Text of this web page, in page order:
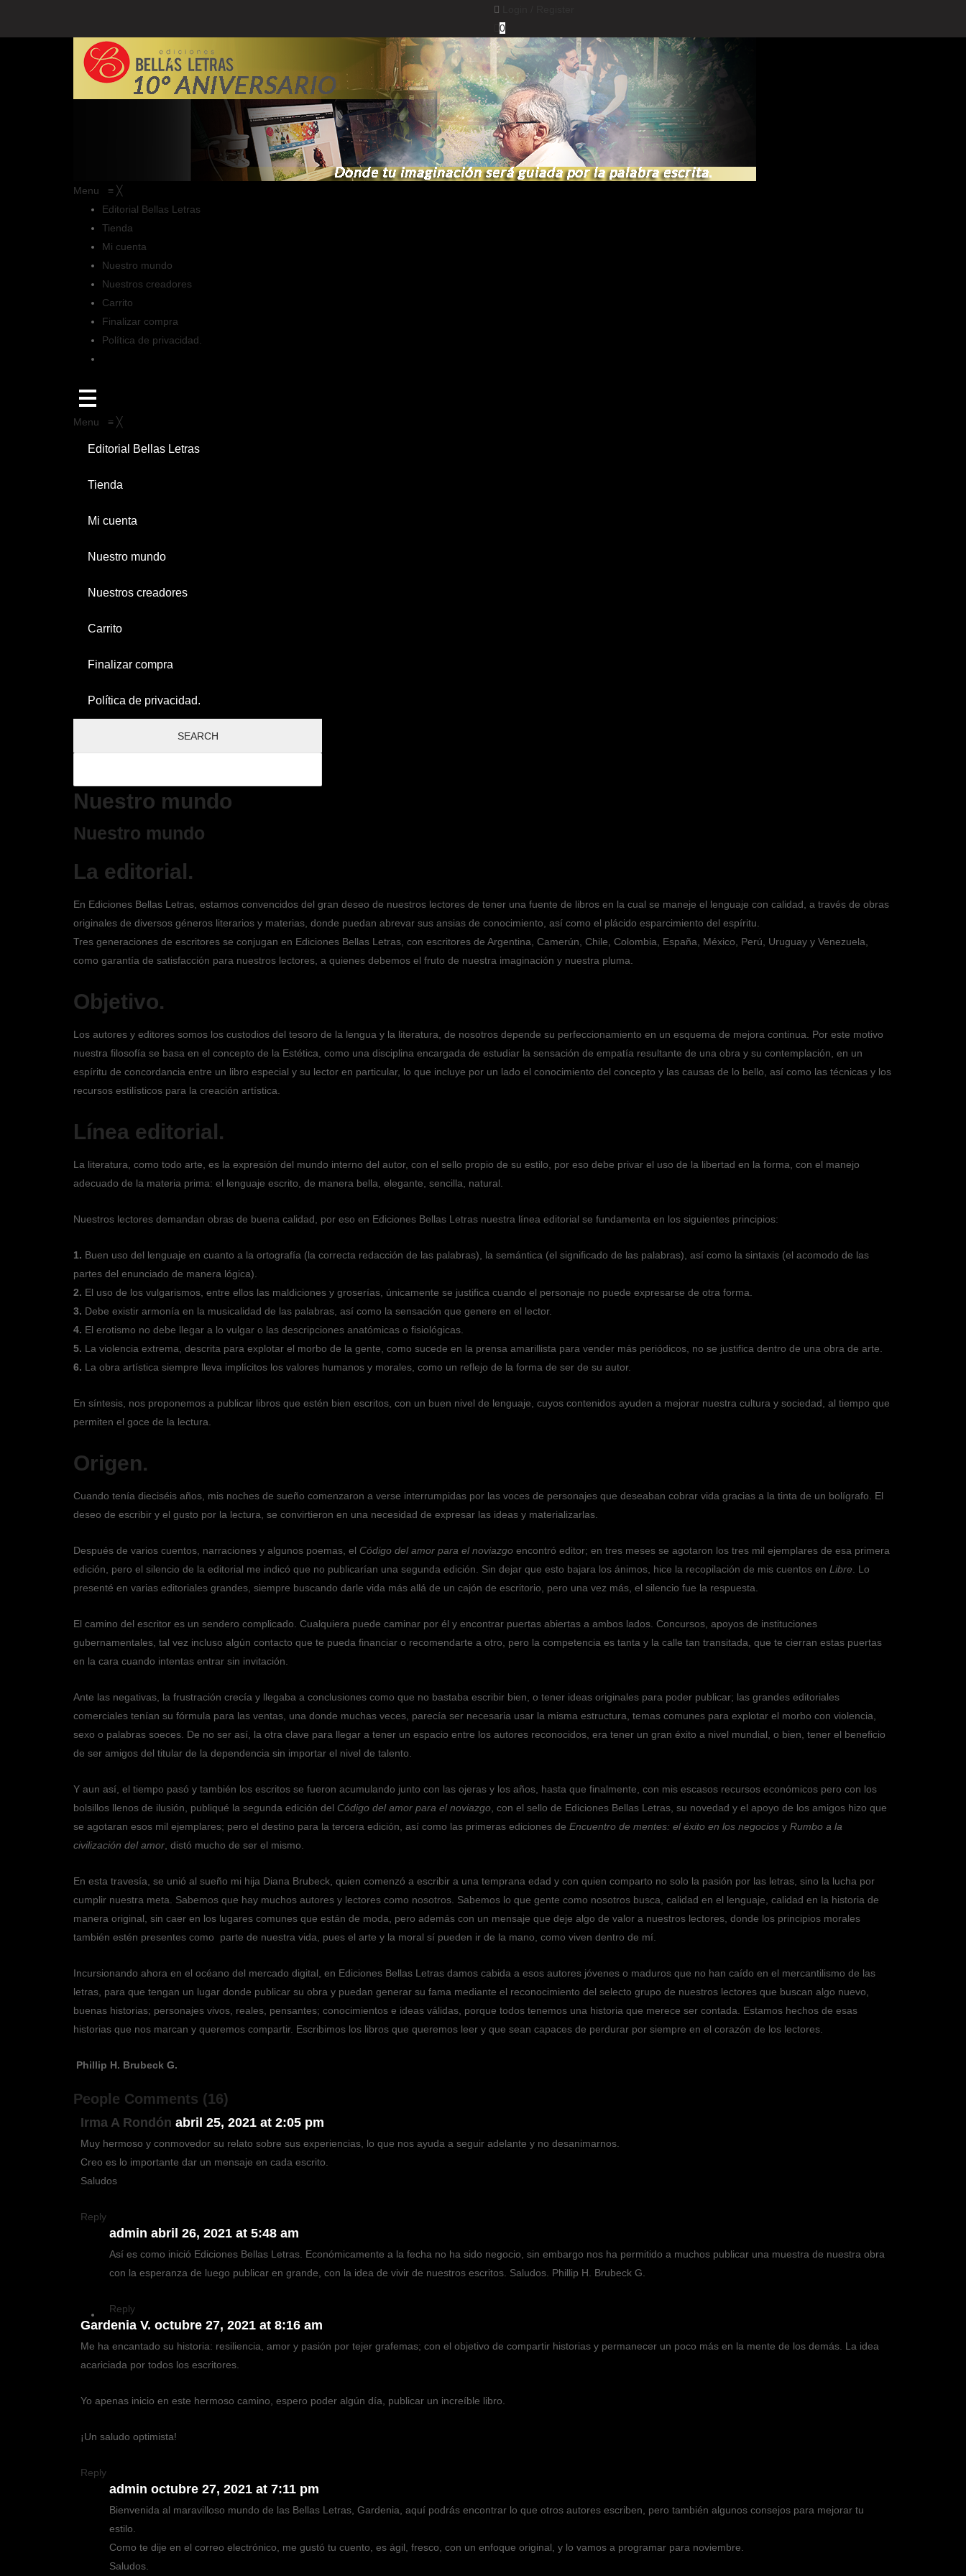
0
Menu ≡ ╳
Editorial Bellas Letras
Tienda
Mi cuenta
Nuestro mundo
Nuestros creadores
Carrito
Finalizar compra
Política de privacidad.
Menu ≡ ╳
Editorial Bellas Letras
Tienda
Mi cuenta
Nuestro mundo
Nuestros creadores
Carrito
Finalizar compra
Política de privacidad.
Nuestro mundo
Nuestro mundo
La editorial.
En Ediciones Bellas Letras, estamos convencidos del gran deseo de nuestros lectores de tener una fuente de libros en la cual se maneje el lenguaje con calidad, a través de obras
originales de diversos géneros literarios y materias, donde puedan abrevar sus ansias de conocimiento, así como el plácido esparcimiento del espíritu.
Tres generaciones de escritores se conjugan en Ediciones Bellas Letras, con escritores de Argentina, Camerún, Chile, Colombia, España, México, Perú, Uruguay y Venezuela,
como garantía de satisfacción para nuestros lectores, a quienes debemos el fruto de nuestra imaginación y nuestra pluma.
Objetivo.
Los autores y editores somos los custodios del tesoro de la lengua y la literatura, de nosotros depende su perfeccionamiento en un esquema de mejora continua. Por este motivo
nuestra filosofía se basa en el concepto de la Estética, como una disciplina encargada de estudiar la sensación de empatía resultante de una obra y su contemplación, en un
espíritu de concordancia entre un libro especial y su lector en particular, lo que incluye por un lado el conocimiento del concepto y las causas de lo bello, así como las técnicas y los
recursos estilísticos para la creación artística.
Línea editorial.
La literatura, como todo arte, es la expresión del mundo interno del autor, con el sello propio de su estilo, por eso debe privar el uso de la libertad en la forma, con el manejo
adecuado de la materia prima: el lenguaje escrito, de manera bella, elegante, sencilla, natural.
Nuestros lectores demandan obras de buena calidad, por eso en Ediciones Bellas Letras nuestra línea editorial se fundamenta en los siguientes principios:
1. Buen uso del lenguaje en cuanto a la ortografía (la correcta redacción de las palabras), la semántica (el significado de las palabras), así como la sintaxis (el acomodo de las
partes del enunciado de manera lógica).
2. El uso de los vulgarismos, entre ellos las maldiciones y groserías, únicamente se justifica cuando el personaje no puede expresarse de otra forma.
3. Debe existir armonía en la musicalidad de las palabras, así como la sensación que genere en el lector.
4. El erotismo no debe llegar a lo vulgar o las descripciones anatómicas o fisiológicas.
5. La violencia extrema, descrita para explotar el morbo de la gente, como sucede en la prensa amarillista para vender más periódicos, no se justifica dentro de una obra de arte.
6. La obra artística siempre lleva implícitos los valores humanos y morales, como un reflejo de la forma de ser de su autor.
En síntesis, nos proponemos a publicar libros que estén bien escritos, con un buen nivel de lenguaje, cuyos contenidos ayuden a mejorar nuestra cultura y sociedad, al tiempo que
permiten el goce de la lectura.
Origen.
Cuando tenía dieciséis años, mis noches de sueño comenzaron a verse interrumpidas por las voces de personajes que deseaban cobrar vida gracias a la tinta de un bolígrafo. El
deseo de escribir y el gusto por la lectura, se convirtieron en una necesidad de expresar las ideas y materializarlas.
Después de varios cuentos, narraciones y algunos poemas, el Código del amor para el noviazgo encontró editor; en tres meses se agotaron los tres mil ejemplares de esa primera
edición, pero el silencio de la editorial me indicó que no publicarían una segunda edición. Sin dejar que esto bajara los ánimos, hice la recopilación de mis cuentos en Libre . Lo
presenté en varias editoriales grandes, siempre buscando darle vida más allá de un cajón de escritorio, pero una vez más, el silencio fue la respuesta.
El camino del escritor es un sendero complicado. Cualquiera puede caminar por él y encontrar puertas abiertas a ambos lados. Concursos, apoyos de instituciones
gubernamentales, tal vez incluso algún contacto que te pueda financiar o recomendarte a otro, pero la competencia es tanta y la calle tan transitada, que te cierran estas puertas
en la cara cuando intentas entrar sin invitación.
Ante las negativas, la frustración crecía y llegaba a conclusiones como que no bastaba escribir bien, o tener ideas originales para poder publicar; las grandes editoriales
comerciales tenían su fórmula para las ventas, una donde muchas veces, parecía ser necesaria usar la misma estructura, temas comunes para explotar el morbo con violencia,
sexo o palabras soeces. De no ser así, la otra clave para llegar a tener un espacio entre los autores reconocidos, era tener un gran éxito a nivel mundial, o bien, tener el beneficio
de ser amigos del titular de la dependencia sin importar el nivel de talento.
Y aun así, el tiempo pasó y también los escritos se fueron acumulando junto con las ojeras y los años, hasta que finalmente, con mis escasos recursos económicos pero con los
bolsillos llenos de ilusión, publiqué la segunda edición del Código del amor para el noviazgo , con el sello de Ediciones Bellas Letras, su novedad y el apoyo de los amigos hizo que
se agotaran esos mil ejemplares; pero el destino para la tercera edición, así como las primeras ediciones de Encuentro de mentes: el éxito en los negocios y Rumbo a la
civilización del amor , distó mucho de ser el mismo.
En esta travesía, se unió al sueño mi hija Diana Brubeck, quien comenzó a escribir a una temprana edad y con quien comparto no solo la pasión por las letras, sino la lucha por
cumplir nuestra meta. Sabemos que hay muchos autores y lectores como nosotros. Sabemos lo que gente como nosotros busca, calidad en el lenguaje, calidad en la historia de
manera original, sin caer en los lugares comunes que están de moda, pero además con un mensaje que deje algo de valor a nuestros lectores, donde los principios morales
también estén presentes como parte de nuestra vida, pues el arte y la moral sí pueden ir de la mano, como viven dentro de mí.
Incursionando ahora en el océano del mercado digital, en Ediciones Bellas Letras damos cabida a esos autores jóvenes o maduros que no han caído en el mercantilismo de las
letras, para que tengan un lugar donde publicar su obra y puedan generar su fama mediante el reconocimiento del selecto grupo de nuestros lectores que buscan algo nuevo,
buenas historias; personajes vivos, reales, pensantes; conocimientos e ideas válidas, porque todos tenemos una historia que merece ser contada. Estamos hechos de esas
historias que nos marcan y queremos compartir. Escribimos los libros que queremos leer y que sean capaces de perdurar por siempre en el corazón de los lectores.
Phillip H. Brubeck G.
People Comments (16)
Irma A Rondón abril 25, 2021 at 2:05 pm
Muy hermoso y conmovedor su relato sobre sus experiencias, lo que nos ayuda a seguir adelante y no desanimarnos.
Creo es lo importante dar un mensaje en cada escrito.
Saludos
Reply
admin abril 26, 2021 at 5:48 am
Así es como inició Ediciones Bellas Letras. Económicamente a la fecha no ha sido negocio, sin embargo nos ha permitido a muchos publicar una muestra de nuestra obra
con la esperanza de luego publicar en grande, con la idea de vivir de nuestros escritos. Saludos. Phillip H. Brubeck G.
Reply
Gardenia V. octubre 27, 2021 at 8:16 am
Me ha encantado su historia: resiliencia, amor y pasión por tejer grafemas; con el objetivo de compartir historias y permanecer un poco más en la mente de los demás. La idea
acariciada por todos los escritores.
Yo apenas inicio en este hermoso camino, espero poder algún día, publicar un increíble libro.
¡Un saludo optimista!
Reply
admin octubre 27, 2021 at 7:11 pm
Bienvenida al maravilloso mundo de las Bellas Letras, Gardenia, aquí podrás encontrar lo que otros autores escriben, pero también algunos consejos para mejorar tu
estilo.
Como te dije en el correo electrónico, me gustó tu cuento, es ágil, fresco, con un enfoque original, y lo vamos a programar para noviembre.
Saludos.